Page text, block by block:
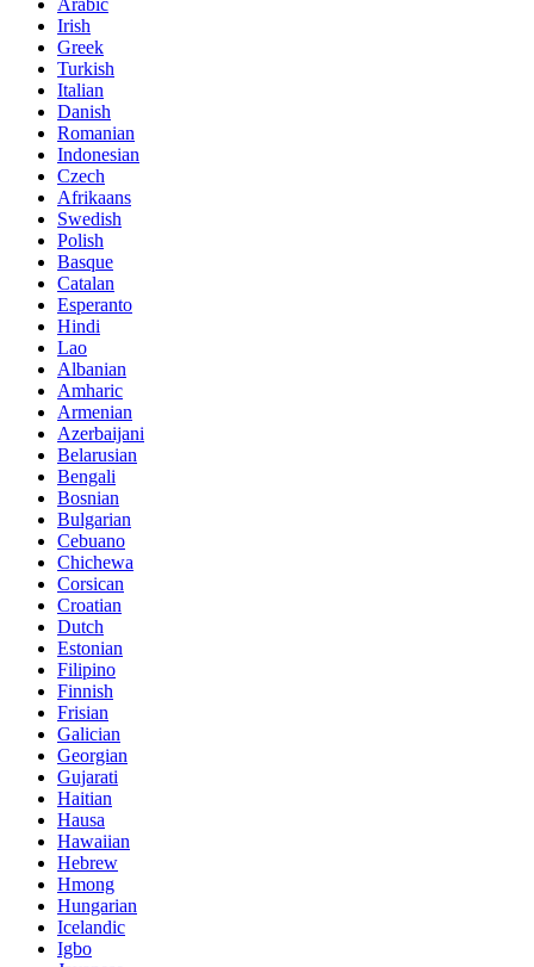
Irish
Greek
Turkish
Italian
Danish
Romanian
Indonesian
Czech
Afrikaans
Swedish
Polish
Basque
Catalan
Esperanto
Hindi
Lao
Albanian
Amharic
Armenian
Azerbaijani
Belarusian
Bengali
Bosnian
Bulgarian
Cebuano
Chichewa
Corsican
Croatian
Dutch
Estonian
Filipino
Finnish
Frisian
Galician
Georgian
Gujarati
Haitian
Hausa
Hawaiian
Hebrew
Hmong
Hungarian
Icelandic
Igbo